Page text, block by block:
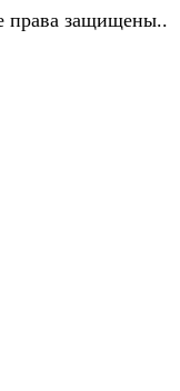
права защищены..